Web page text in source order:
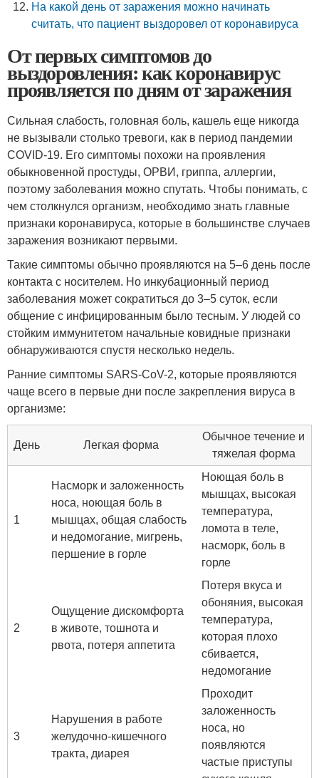
На какой день от заражения можно начинать
считать, что пациент выздоровел от коронавируса
От первых симптомов до
выздоровления: как коронавирус
проявляется по дням от заражения
Сильная слабость, головная боль, кашель еще никогда
не вызывали столько тревоги, как в период пандемии
COVID-19. Его симптомы похожи на проявления
обыкновенной простуды, ОРВИ, гриппа, аллергии,
поэтому заболевания можно спутать. Чтобы понимать, с
чем столкнулся организм, необходимо знать главные
признаки коронавируса, которые в большинстве случаев
заражения возникают первыми.
Такие симптомы обычно проявляются на 5–6 день после
контакта с носителем. Но инкубационный период
заболевания может сократиться до 3–5 суток, если
общение с инфицированным было тесным. У людей со
стойким иммунитетом начальные ковидные признаки
обнаруживаются спустя несколько недель.
Ранние симптомы SARS-CoV-2, которые проявляются
чаще всего в первые дни после закрепления вируса в
организме:
День Легкая форма
Обычное течение и
тяжелая форма
1
Насморк и заложенность
носа, ноющая боль в
мышцах, общая слабость
и недомогание, мигрень,
першение в горле
Ноющая боль в
мышцах, высокая
температура,
ломота в теле,
насморк, боль в
горле
2
Ощущение дискомфорта
в животе, тошнота и
рвота, потеря аппетита
Потеря вкуса и
обоняния, высокая
температура,
которая плохо
сбивается,
недомогание
3
Нарушения в работе
желудочно-кишечного
тракта, диарея
Проходит
заложенность
носа, но
появляются
частые приступы